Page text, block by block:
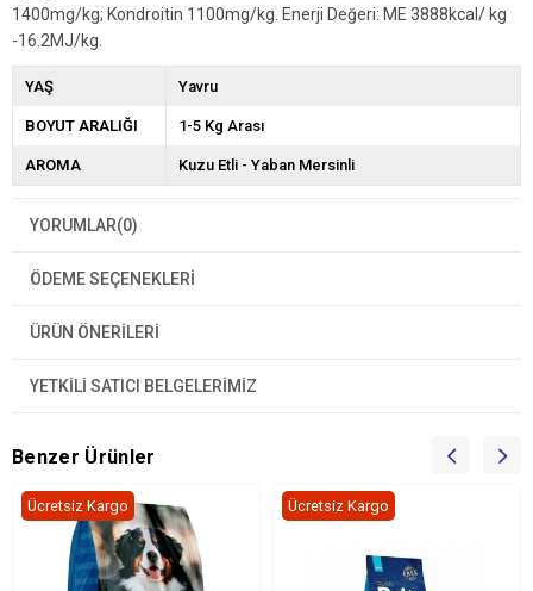
1400mg/kg; Kondroitin 1100mg/kg. Enerji Değeri: ME 3888kcal/ kg
-16.2MJ/kg.
YAŞ Yavru
BOYUT ARALIĞI 1-5 Kg Arası
AROMA Kuzu Etli - Yaban Mersinli
YORUMLAR(0)
ÖDEME SEÇENEKLERI
ÜRÜN ÖNERILERI
YETKİLİ SATICI BELGELERİMİZ
Benzer Ürünler
Ücretsiz Kargo Ücretsiz Kargo